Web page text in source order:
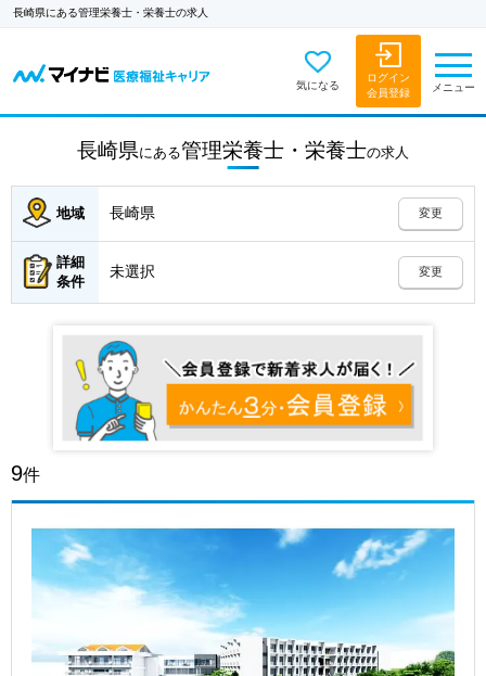
長崎県にある管理栄養士・栄養士の求人
気になる
ログイン
会員登録
メニュー
長崎県にある管理栄養士・栄養士の求人
地域 長崎県 変更
詳細
条件
未選択 変更
9件